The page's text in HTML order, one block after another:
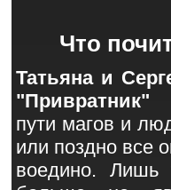
Что
Татьяна и
"Привратник"
пути магов и
или поздно все
воедино. Лишь